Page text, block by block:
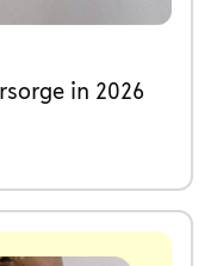
in 2026